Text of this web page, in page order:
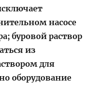
насосе
буровой раствор
из
для
оборудование